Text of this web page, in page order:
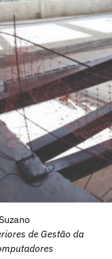
de Gestão da